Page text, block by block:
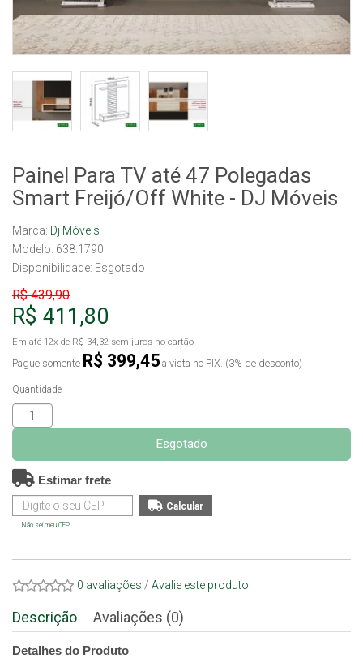
Painel Para TV até 47 Polegadas
Smart Freijó/Off White - DJ Móveis
Marca: Dj Móveis
Modelo: 638.1790
Disponibilidade: Esgotado
R$ 439,90
R$ 411,80
Em até 12x de R$ 34,32 sem juros no cartão
Pague somente R$ 399,45 à vista no PIX. (3% de desconto)
Quantidade
Esgotado
Estimar frete
Não sei meu CEP
0 avaliações / Avalie este produto
Descrição Avaliações (0)
Detalhes do Produto